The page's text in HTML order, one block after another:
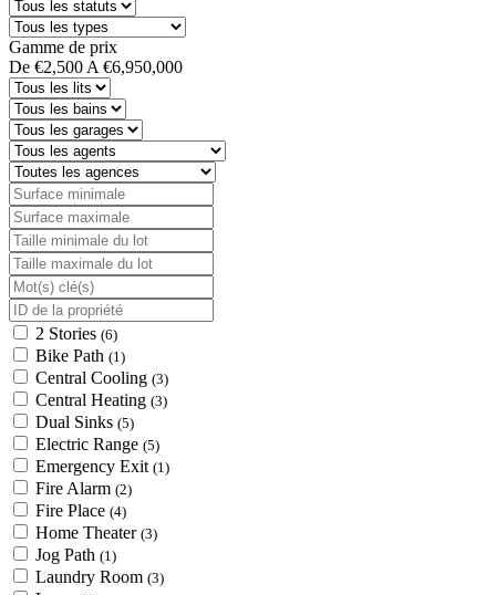
Gamme de prix
De €2,500 A €6,950,000
2 Stories (6)
Bike Path (1)
Central Cooling (3)
Central Heating (3)
Dual Sinks (5)
Electric Range (5)
Emergency Exit (1)
Fire Alarm (2)
Fire Place (4)
Home Theater (3)
Jog Path (1)
Laundry Room (3)